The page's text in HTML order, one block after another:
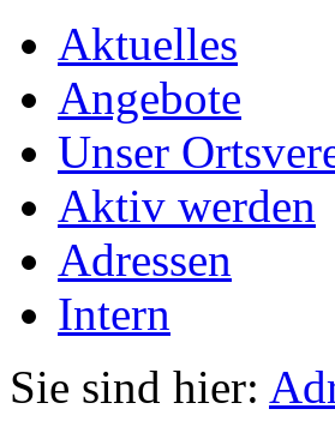
Aktuelles
Angebote
Unser
Aktiv werden
Adressen
Intern
Sie sind hier: